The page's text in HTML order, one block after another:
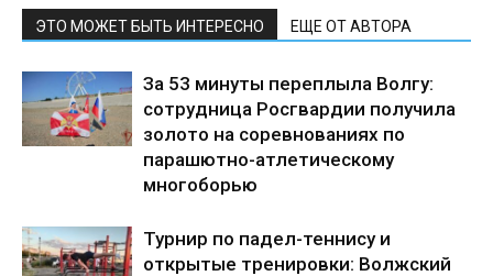
ЭТО МОЖЕТ БЫТЬ ИНТЕРЕСНО ЕЩЕ ОТ АВТОРА
За 53 минуты переплыла Волгу:
сотрудница Росгвардии получила
золото на соревнованиях по
парашютно-атлетическому
многоборью
Турнир по падел-теннису и
открытые тренировки: Волжский